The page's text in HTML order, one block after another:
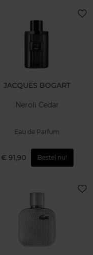
JACQUES BOGART
Neroli Cedar
Eau de Parfum
€ 91,90 Bestel nu!